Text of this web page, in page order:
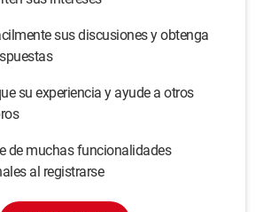
sus discusiones y obtenga
su experiencia y ayude a otros
de muchas funcionalidades
al registrarse